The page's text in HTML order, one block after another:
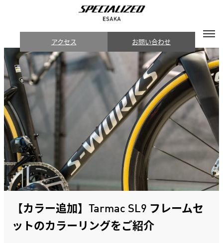
アクセス お問い合わせ
【カラー追加】Tarmac SL9 フレームセ
ットのカラーリングをご紹介